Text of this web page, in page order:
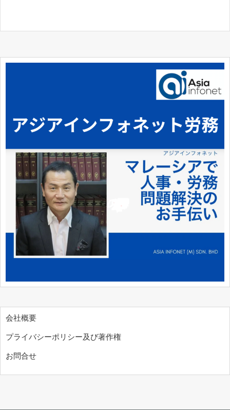
会社概要
プライバシーポリシー及び著作権
お問合せ